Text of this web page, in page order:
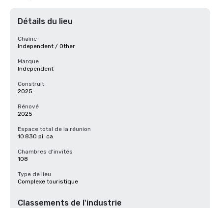
Détails du lieu
Chaîne
Independent / Other
Marque
Independent
Construit
2025
Rénové
2025
Espace total de la réunion
10 830 pi. ca.
Chambres d'invités
108
Type de lieu
Complexe touristique
Classements de l'industrie